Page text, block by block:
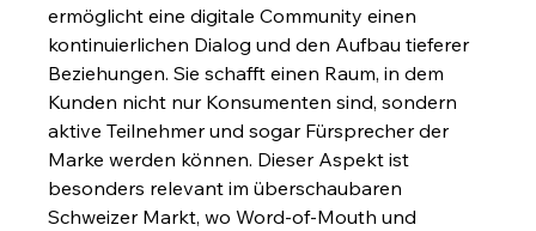
ermöglicht eine digitale Community einen
kontinuierlichen Dialog und den Aufbau tieferer
Beziehungen. Sie schafft einen Raum, in dem
Kunden nicht nur Konsumenten sind, sondern
aktive Teilnehmer und sogar Fürsprecher der
Marke werden können. Dieser Aspekt ist
besonders relevant im überschaubaren
Schweizer Markt, wo Word-of-Mouth und